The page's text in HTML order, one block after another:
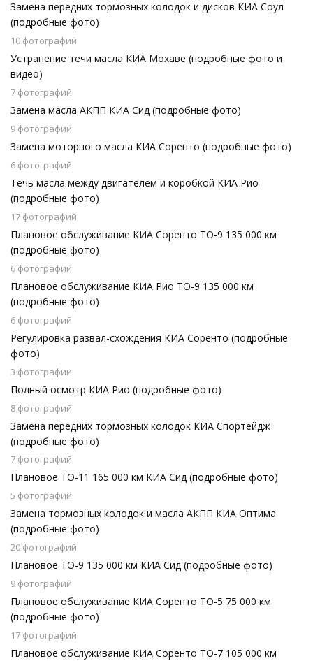
Замена передних тормозных колодок и дисков КИА Соул
(подробные фото)
10 фотографий
Устранение течи масла КИА Мохаве (подробные фото и
видео)
7 фотографий
Замена масла АКПП КИА Сид (подробные фото)
9 фотографий
Замена моторного масла КИА Соренто (подробные фото)
6 фотографий
Течь масла между двигателем и коробкой КИА Рио
(подробные фото)
17 фотографий
Плановое обслуживание КИА Соренто ТО-9 135 000 км
(подробные фото)
6 фотографий
Плановое обслуживание КИА Рио ТО-9 135 000 км
(подробные фото)
6 фотографий
Регулировка развал-схождения КИА Соренто (подробные
фото)
3 фотографии
Полный осмотр КИА Рио (подробные фото)
8 фотографий
Замена передних тормозных колодок КИА Спортейдж
(подробные фото)
7 фотографий
Плановое ТО-11 165 000 км КИА Сид (подробные фото)
5 фотографий
Замена тормозных колодок и масла АКПП КИА Оптима
(подробные фото)
20 фотографий
Плановое ТО-9 135 000 км КИА Сид (подробные фото)
9 фотографий
Плановое обслуживание КИА Соренто ТО-5 75 000 км
(подробные фото)
17 фотографий
Плановое обслуживание КИА Соренто ТО-7 105 000 км